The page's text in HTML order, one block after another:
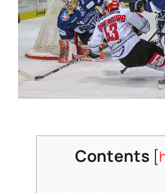
Contents [